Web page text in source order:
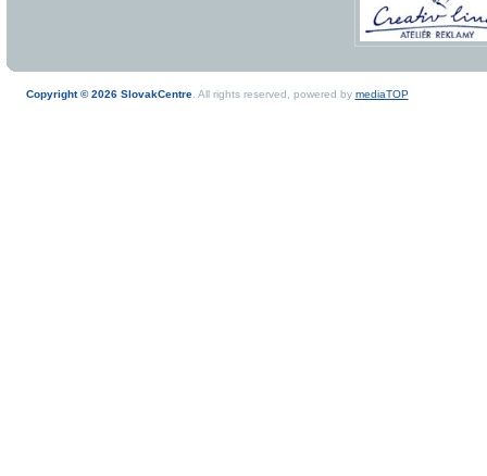
Copyright © 2026 SlovakCentre. All rights reserved, powered by mediaTOP